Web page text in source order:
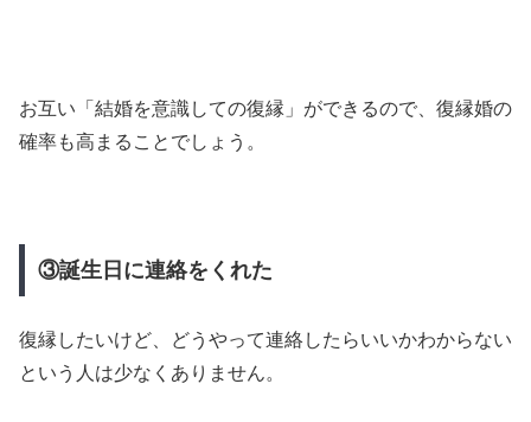
お互い「結婚を意識しての復縁」ができるので、復縁婚の
確率も高まることでしょう。
③誕生日に連絡をくれた
復縁したいけど、どうやって連絡したらいいかわからない
という人は少なくありません。